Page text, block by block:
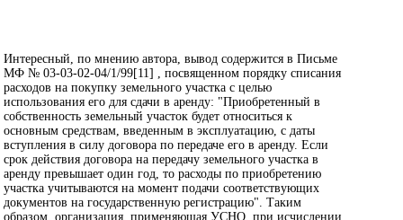
Интересный, по мнению автора, вывод содержится в Письме
МФ № 03-03-02-04/1/99[11] , посвященном порядку списания
расходов на покупку земельного участка с целью
использования его для сдачи в аренду: "Приобретенный в
собственность земельный участок будет относиться к
основным средствам, введенным в эксплуатацию, с даты
вступления в силу договора по передаче его в аренду. Если
срок действия договора на передачу земельного участка в
аренду превышает один год, то расходы по приобретению
участка учитываются на момент подачи соответствующих
документов на государственную регистрацию". Таким
образом, организация, применяющая УСНО, при исчислении